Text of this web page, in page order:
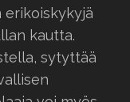
erikoiskykyjä
kautta.
sytyttää